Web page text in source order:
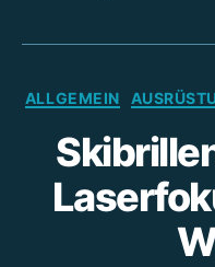
ALLGEMEIN